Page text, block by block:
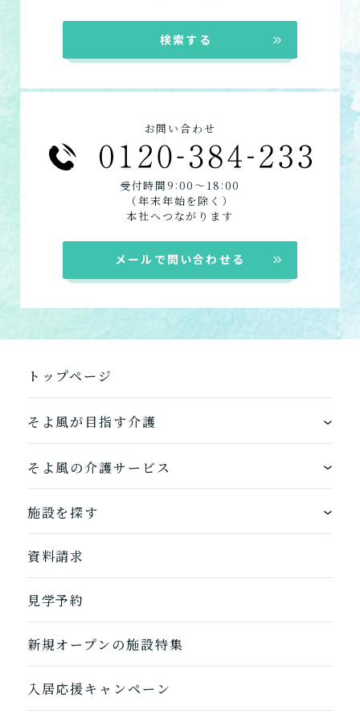
ショートステイ
小規模多機能
看護小規模多機能
居宅介護支援
検索する
お問い合わせ
受付時間9 :00〜18 :00
（年末年始を除く）
本社へつながります
メールで問い合わせる
トップページ
そよ風が目指す介護
ワンストップサービス
できるを増やす介護サービス
お客様に選ばれるできたてのお食事
そよ風の介護サービス
ホームに入居する
自宅に来てもらう
施設を探す
地図から探す
自宅から通う/来てもらう
資料請求
見学予約
新規オープンの施設特集
入居応援キャンペーン